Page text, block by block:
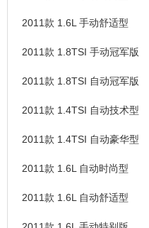
2011款 1.6L 手动舒适型
2011款 1.8TSI 手动冠军版
2011款 1.8TSI 自动冠军版
2011款 1.4TSI 自动技术型
2011款 1.4TSI 自动豪华型
2011款 1.6L 自动时尚型
2011款 1.6L 自动舒适型